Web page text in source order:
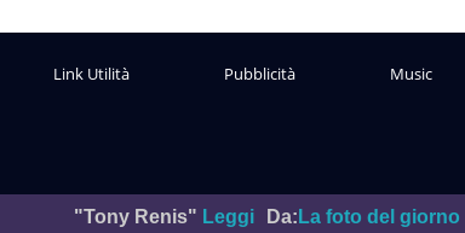
Link Utilità Pubblicità Music
Leggi Da:La foto del giorno Pubblicato In: